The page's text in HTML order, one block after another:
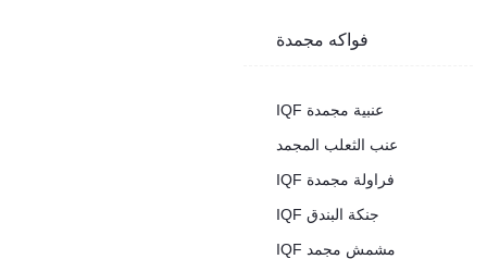
فواكه مجمدة
IQF عنبية مجمدة
عنب الثعلب المجمد
IQF فراولة مجمدة
IQF جنكة البندق
IQF مشمش مجمد